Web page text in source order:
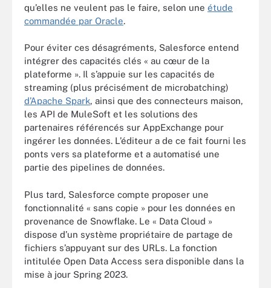
qu’elles ne veulent pas le faire, selon une étude
commandée par Oracle.
Pour éviter ces désagréments, Salesforce entend
intégrer des capacités clés « au cœur de la
plateforme ». Il s’appuie sur les capacités de
streaming (plus précisément de microbatching)
d’Apache Spark, ainsi que des connecteurs maison,
les API de MuleSoft et les solutions des
partenaires référencés sur AppExchange pour
ingérer les données. L’éditeur a de ce fait fourni les
ponts vers sa plateforme et a automatisé une
partie des pipelines de données.
Plus tard, Salesforce compte proposer une
fonctionnalité « sans copie » pour les données en
provenance de Snowflake. Le « Data Cloud »
dispose d’un système propriétaire de partage de
fichiers s’appuyant sur des URLs. La fonction
intitulée Open Data Access sera disponible dans la
mise à jour Spring 2023.